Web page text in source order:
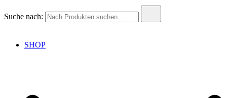
Suche nach:
SHOP